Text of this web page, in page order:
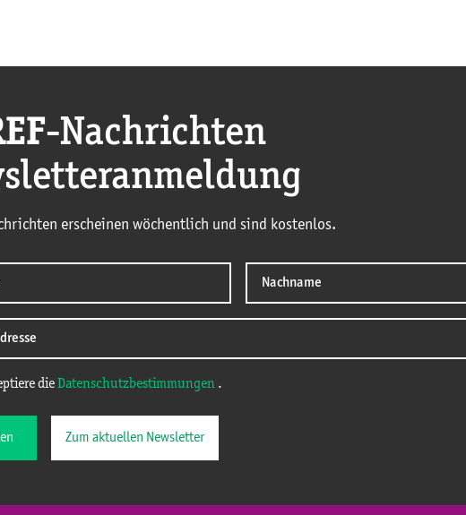
-Nachrichten
erscheinen wöchentlich und sind kostenlos.
die Datenschutzbestimmungen .
Zum aktuellen Newsletter